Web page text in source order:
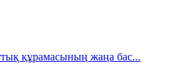
құрамасының жаңа бас...